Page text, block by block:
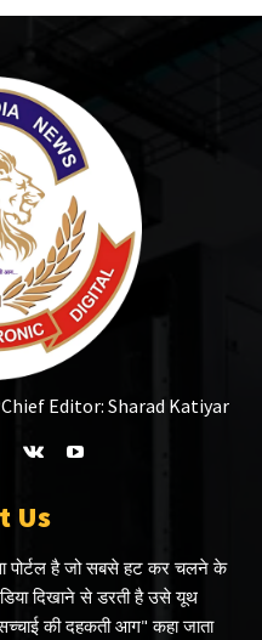
Chief Editor: Sharad Katiyar
Us
पोर्टल है जो सबसे हट कर चलने के
दिखाने से डरती है उसे यूथ
की दहकती आग" कहा जाता